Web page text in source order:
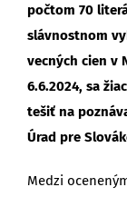
počtom 70
slávnostnom
vecných cien v
6.6.2024, sa
tešiť na
Úrad pre
Medzi